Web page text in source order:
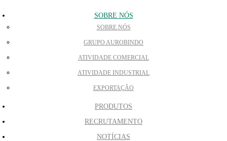
SOBRE NÓS
SOBRE NÓS
GRUPO AUROBINDO
ATIVIDADE COMERCIAL
ATIVIDADE INDUSTRIAL
EXPORTAÇÃO
PRODUTOS
RECRUTAMENTO
NOTÍCIAS